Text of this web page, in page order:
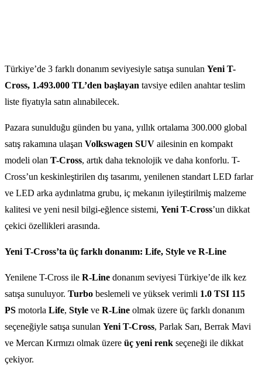
Türkiye’de 3 farklı donanım seviyesiyle satışa sunulan Yeni T-
Cross, 1.493.000 TL’den başlayan tavsiye edilen anahtar teslim
liste fiyatıyla satın alınabilecek.
Pazara sunulduğu günden bu yana, yıllık ortalama 300.000 global
satış rakamına ulaşan Volkswagen SUV ailesinin en kompakt
modeli olan T-Cross, artık daha teknolojik ve daha konforlu. T-
Cross’un keskinleştirilen dış tasarımı, yenilenen standart LED farlar
ve LED arka aydınlatma grubu, iç mekanın iyileştirilmiş malzeme
kalitesi ve yeni nesil bilgi-eğlence sistemi, Yeni T-Cross’un dikkat
çekici özellikleri arasında.
Yeni T-Cross’ta üç farklı donanım: Life, Style ve R-Line
Yenilene T-Cross ile R-Line donanım seviyesi Türkiye’de ilk kez
satışa sunuluyor. Turbo beslemeli ve yüksek verimli 1.0 TSI 115
PS motorla Life, Style ve R-Line olmak üzere üç farklı donanım
seçeneğiyle satışa sunulan Yeni T-Cross, Parlak Sarı, Berrak Mavi
ve Mercan Kırmızı olmak üzere üç yeni renk seçeneği ile dikkat
çekiyor.